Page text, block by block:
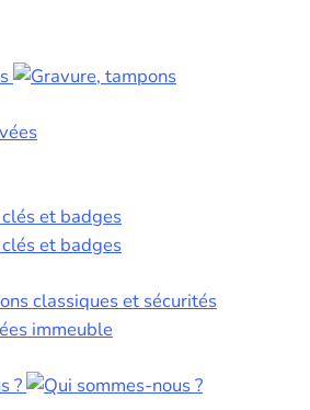
classiques et sécurités
immeuble